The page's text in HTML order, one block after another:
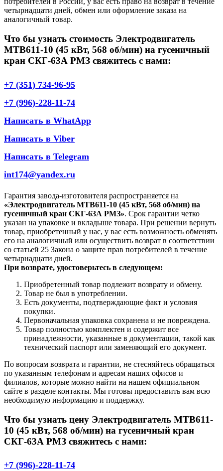
четырнадцати дней, обмен или оформление заказа на
аналогичный товар.
Что бы узнать стоимость Электродвигатель
МТВ611-10 (45 кВт, 568 об/мин) на гусеничный
кран СКГ-63А РМЗ свяжитесь с нами:
+7 (351) 734-96-95
+7 (996)-228-11-74
Написать в WhatApp
Написать в Viber
Написать в Telegram
int174@yandex.ru
Гарантия завода-изготовителя распространяется на
«Электродвигатель МТВ611-10 (45 кВт, 568 об/мин) на
гусеничный кран СКГ-63А РМЗ». Срок гарантии четко
указан на упаковке и вкладыше товара. При решении вернуть
товар, приобретенный у нас, у вас есть возможность обменять
его на аналогичный или осуществить возврат в соответствии
со статьей 25 Закона о защите прав потребителей в течение
четырнадцати дней.
При возврате, удостоверьтесь в следующем:
Приобретенный товар подлежит возврату и обмену.
Товар не был в употреблении.
Есть документы, подтверждающие факт и условия
покупки.
Первоначальная упаковка сохранена и не повреждена.
Товар полностью комплектен и содержит все
принадлежности, указанные в документации, такой как
технический паспорт или заменяющий его документ.
По вопросам возврата и гарантии, не стесняйтесь обращаться
по указанным телефонам и адресам наших офисов и
филиалов, которые можно найти на нашем официальном
сайте в разделе контакты. Мы готовы предоставить вам всю
необходимую информацию и поддержку.
Что бы узнать цену Электродвигатель МТВ611-
10 (45 кВт, 568 об/мин) на гусеничный кран
СКГ-63А РМЗ свяжитесь с нами:
+7 (996)-228-11-74